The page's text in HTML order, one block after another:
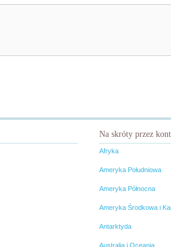
Na skróty przez
Afryka
Ameryka Południowa
Ameryka Północna
Ameryka Środkowa i
Antarktyda
Australia i Oceania